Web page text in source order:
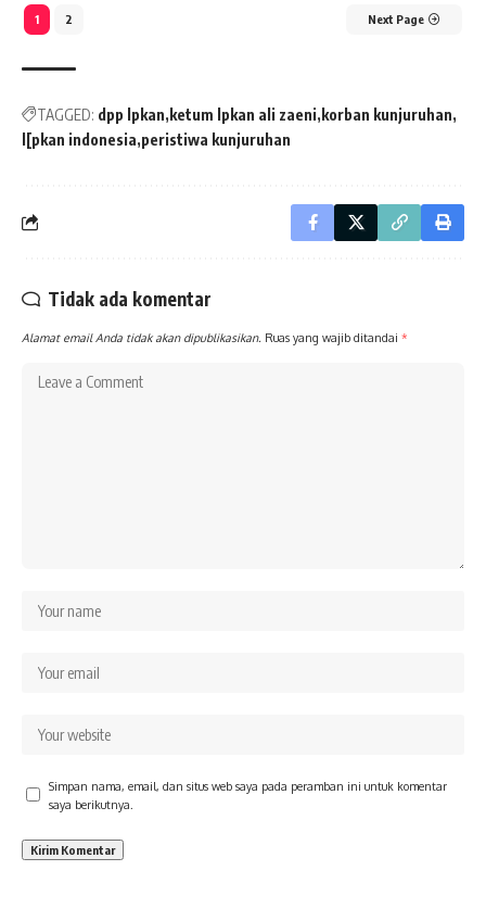
1 2 Next Page
TAGGED: dpp lpkan ketum lpkan ali zaeni korban kunjuruhan
l[pkan indonesia peristiwa kunjuruhan
Tidak ada komentar
Alamat email Anda tidak akan dipublikasikan. Ruas yang wajib ditandai *
Simpan nama, email, dan situs web saya pada peramban ini untuk komentar
saya berikutnya.